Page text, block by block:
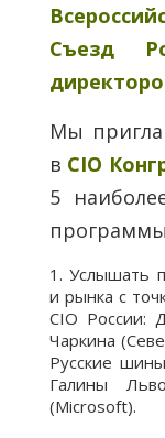
Съезд
Мы
в CIO
5
1. Услышать
и рынка с
CIO России:
Чаркина
Русские
Галины
(Microsoft).